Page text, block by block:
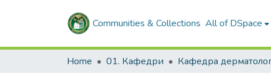
Communities & Collections All of DSpace
Home 01. Кафедри